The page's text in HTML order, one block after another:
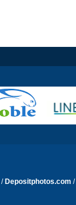
/ Depositphotos.com /